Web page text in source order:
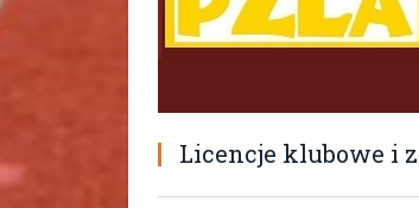
Licencje klubowe i